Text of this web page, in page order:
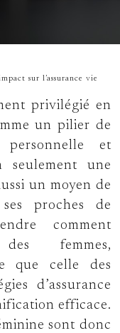
sur l’assurance vie
privilégié en
un pilier de
et
seulement une
un moyen de
proches de
comment
femmes,
que celle des
d’assurance
efficace.
sont donc